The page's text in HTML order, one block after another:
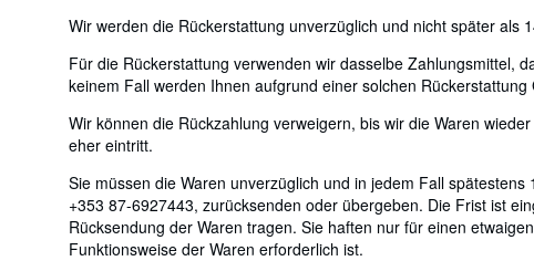
Wir werden die Rückerstattung unverzüglich und nicht später
Für die Rückerstattung verwenden wir dasselbe Zahlungsmittel,
keinem Fall werden Ihnen aufgrund einer solchen
Wir können die Rückzahlung verweigern, bis wir die Waren
eher eintritt.
Sie müssen die Waren unverzüglich und in jedem Fall
+353 87-6927443, zurücksenden oder übergeben. Die Frist ist
Rücksendung der Waren tragen. Sie haften nur für einen
Funktionsweise der Waren erforderlich ist.